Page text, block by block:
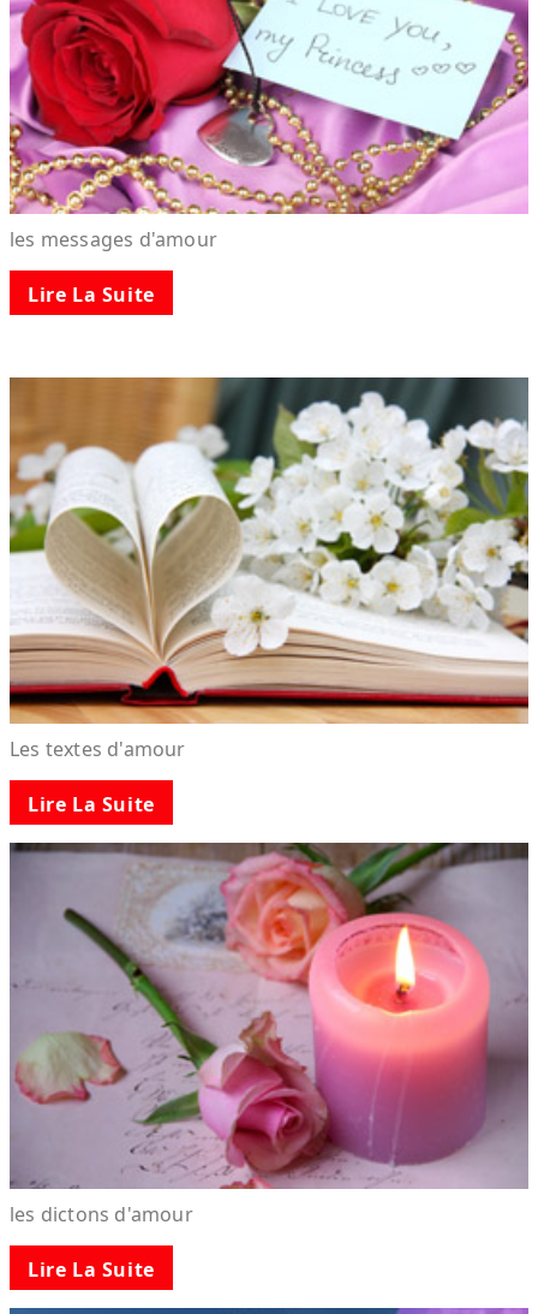
les messages d'amour
Lire La Suite
Les textes d'amour
Lire La Suite
les dictons d'amour
Lire La Suite